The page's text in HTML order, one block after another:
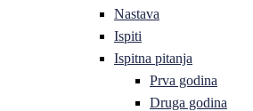
Nastava
Ispiti
Ispitna pitanja
Prva godina
Druga godina